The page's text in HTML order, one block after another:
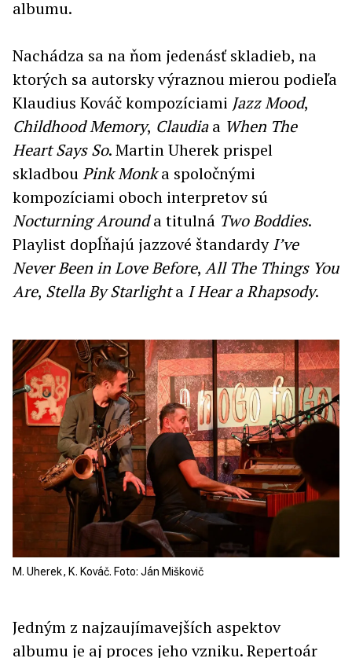
albumu.
Nachádza sa na ňom jedenásť skladieb, na
ktorých sa autorsky výraznou mierou podieľa
Klaudius Kováč kompozíciami Jazz Mood,
Childhood Memory, Claudiaa When The
Heart Says So. Martin Uherek prispel
skladbouPink Monka spoločnými
kompozíciami oboch interpretov sú
Nocturning Arounda titulná Two Boddies.
Playlist dopĺňajú jazzové štandardyI’ve
Never Been in Love Before, All The Things You
Are, Stella By Starlighta I Hear a Rhapsody.
M. Uherek, K. Kováč. Foto: Ján Miškovič
Jedným z najzaujímavejších aspektov
albumu je aj proces jeho vzniku. Repertoár